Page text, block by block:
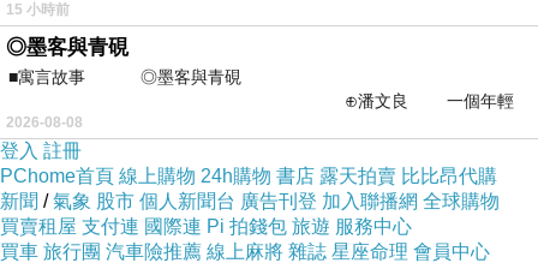
15 小時前
◎墨客與青硯
■寓言故事 ◎墨客與青硯
⊕潘文良 一個年輕
的墨客，在京城的古玩肆裡
2026-08-08
登入 註冊
PChome首頁 線上購物 24h購物 書店 露天拍賣 比比昂代購
新聞 /氣象 股市 個人新聞台 廣告刊登 加入聯播網 全球購物
買賣租屋 支付連 國際連 Pi 拍錢包 旅遊 服務中心
買車 旅行團 汽車險推薦 線上麻將 雜誌 星座命理 會員中心